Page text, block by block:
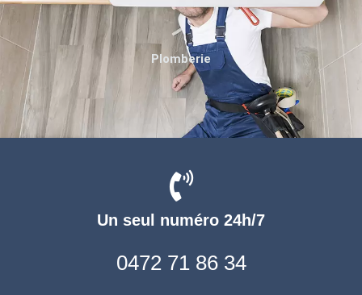
Un seul numéro 24h/7
0472 71 86 34
Plomberie